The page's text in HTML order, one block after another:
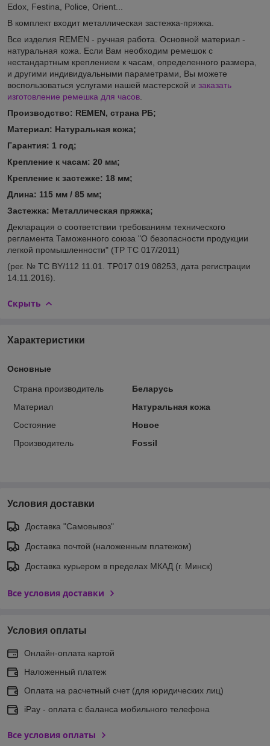
Edox, Festina, Police, Orient...
В комплект входит металлическая застежка-пряжка.
Все изделия REMEN - ручная работа. Основной материал -
натуральная кожа. Если Вам необходим ремешок с
нестандартным креплением к часам, определенного размера,
и другими индивидуальными параметрами, Вы можете
воспользоваться услугами нашей мастерской и заказать
изготовление ремешка для часов
Производство: REMEN, страна РБ;
Материал: Натуральная кожа;
Гарантия: 1 год;
Крепление к часам: 20 мм;
Крепление к застежке: 18 мм;
Длина: 115 мм / 85 мм;
Застежка: Металлическая пряжка;
Декларация о соответствии требованиям технического
регламента Таможенного союза "О безопасности продукции
легкой промышленности" (ТР ТС 017/2011)
(рег. № ТС BY/112 11.01. TP017 019 08253, дата регистрации
14.11.2016).
Скрыть
Характеристики
Основные
Страна производитель
Беларусь
Материал
Натуральная кожа
Состояние
Новое
Производитель
Fossil
Условия доставки
Доставка "Самовывоз"
Доставка почтой (наложенным платежом)
Доставка курьером в пределах МКАД (г. Минск)
Все условия доставки
Условия оплаты
Онлайн-оплата картой
Наложенный платеж
Оплата на расчетный счет (для юридических лиц)
iPay - оплата с баланса мобильного телефона
Все условия оплаты